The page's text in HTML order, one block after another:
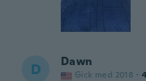
D Dawn
Gick med 2018 ·